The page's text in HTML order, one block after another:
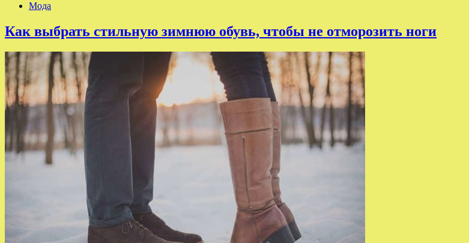
Мода
Как выбрать стильную зимнюю обувь, чтобы не отморозить ноги